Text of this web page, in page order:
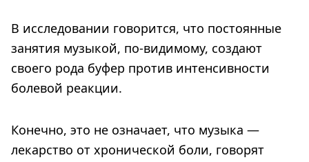
В исследовании говорится, что постоянные
занятия музыкой, по-видимому, создают
своего рода буфер против интенсивности
болевой реакции.
Конечно, это не означает, что музыка —
лекарство от хронической боли, говорят